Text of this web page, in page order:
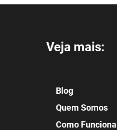
Veja mais:
Blog
Quem Somos
Como Funciona